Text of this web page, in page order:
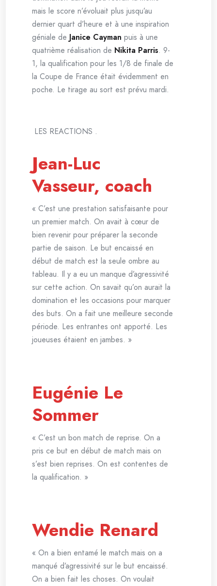
mais le score n’évoluait plus jusqu’au
dernier quart d’heure et à une inspiration
géniale de Janice Cayman puis à une
quatrième réalisation de Nikita Parris. 9-
1, la qualification pour les 1/8 de finale de
la Coupe de France était évidemment en
poche. Le tirage au sort est prévu mardi.
LES REACTIONS .
Jean-Luc
Vasseur, coach
« C’est une prestation satisfaisante pour
un premier match. On avait à cœur de
bien revenir pour préparer la seconde
partie de saison. Le but encaissé en
début de match est la seule ombre au
tableau. Il y a eu un manque d’agressivité
sur cette action. On savait qu’on aurait la
domination et les occasions pour marquer
des buts. On a fait une meilleure seconde
période. Les entrantes ont apporté. Les
joueuses étaient en jambes. »
Eugénie Le
Sommer
« C’est un bon match de reprise. On a
pris ce but en début de match mais on
s’est bien reprises. On est contentes de
la qualification. »
Wendie Renard
« On a bien entamé le match mais on a
manqué d’agressivité sur le but encaissé.
On a bien fait les choses. On voulait